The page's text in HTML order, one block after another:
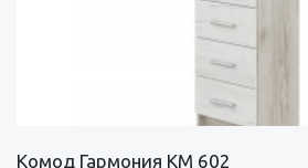
Комод Гармония КМ 602